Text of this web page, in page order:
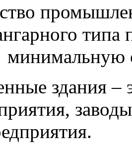
типа
минимальную
здания –